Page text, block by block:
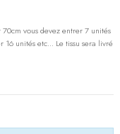
vous devez entrer 7 unités
unités etc... Le tissu sera livré